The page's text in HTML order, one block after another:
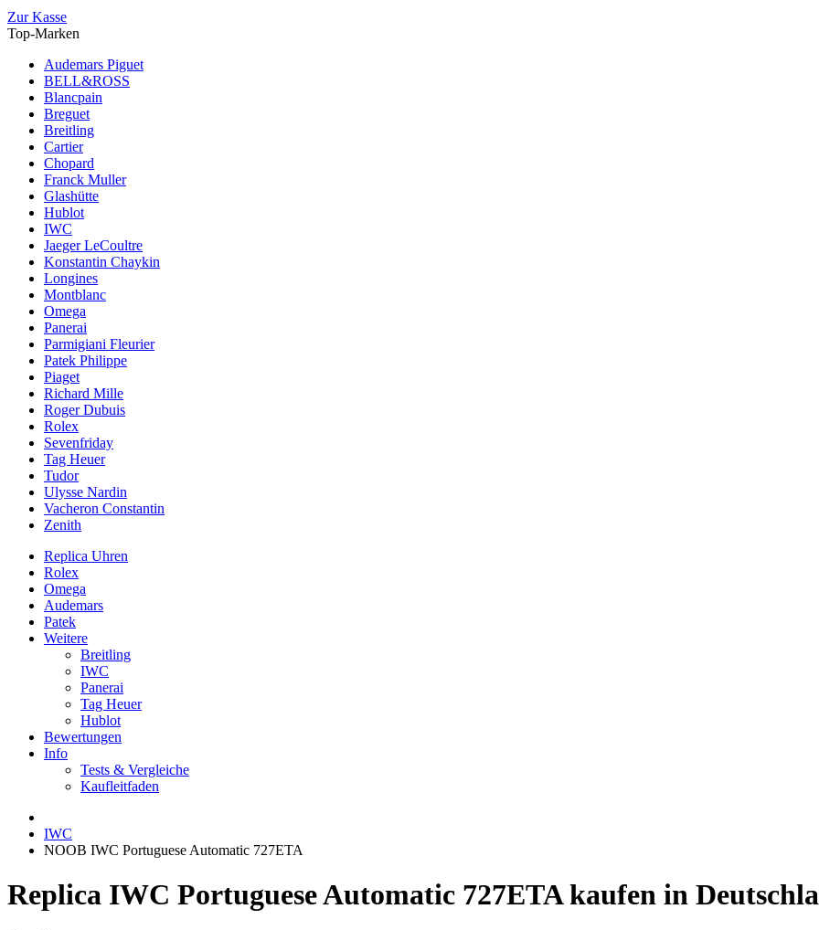
Zur Kasse
Top-Marken
Audemars Piguet
BELL&ROSS
Blancpain
Breguet
Breitling
Cartier
Chopard
Franck Muller
Glashütte
Hublot
IWC
Jaeger LeCoultre
Konstantin Chaykin
Longines
Montblanc
Omega
Panerai
Parmigiani Fleurier
Patek Philippe
Piaget
Richard Mille
Roger Dubuis
Rolex
Sevenfriday
Tag Heuer
Tudor
Ulysse Nardin
Vacheron Constantin
Zenith
Replica Uhren
Rolex
Omega
Audemars
Patek
Weitere
Breitling
IWC
Panerai
Tag Heuer
Hublot
Bewertungen
Info
Tests & Vergleiche
Kaufleitfaden
IWC
NOOB IWC Portuguese Automatic 727ETA
Replica IWC Portuguese Automatic 727ETA kaufen in